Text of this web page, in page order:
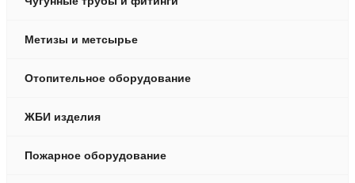
Метизы и метсырье
Отопительное оборудование
ЖБИ изделия
Пожарное оборудование